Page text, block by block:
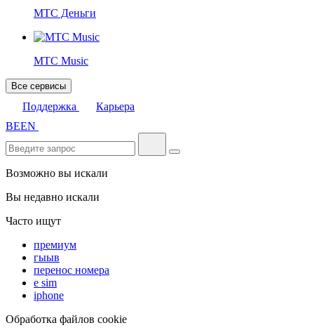
МТС Деньги
МТС Music
Все сервисы
Поддержка
Карьера
BEEN
Возможно вы искали
Вы недавно искали
Часто ищут
премиум
гыыв
перенос номера
e sim
iphone
Обработка файлов cookie